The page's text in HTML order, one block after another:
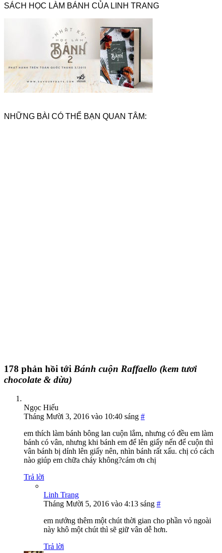
SÁCH HỌC LÀM BÁNH CỦA LINH TRANG
NHỮNG BÀI CÓ THỂ BẠN QUAN TÂM:
178 phản hồi tới Bánh cuộn Raffaello (kem tươi
chocolate & dừa)
Ngọc Hiếu
Tháng Mười 3, 2016 vào 10:40 sáng #
em thích làm bánh bông lan cuộn lắm, nhưng có đều em làm
bánh có vân, nhưng khi bánh em để lên giấy nến để cuộn thì
vân bánh bị dính lên giấy nên, nhìn bánh rất xấu. chị có cách
nào giúp em chữa cháy không?cám ơn chị
Trả lời
Linh Trang
Tháng Mười 5, 2016 vào 4:13 sáng #
em nướng thêm một chút thời gian cho phần vỏ ngoài
này khô một chút thì sẽ giữ vân dễ hơn.
Trả lời